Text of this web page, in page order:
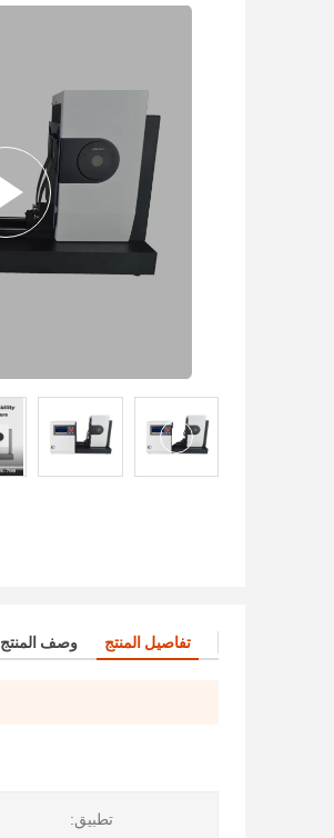
تفاصيل المنتج وصف المنتج
تطبيق: